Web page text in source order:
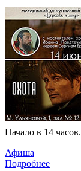
Начало в 14 часов.
Афиша
Подробнее